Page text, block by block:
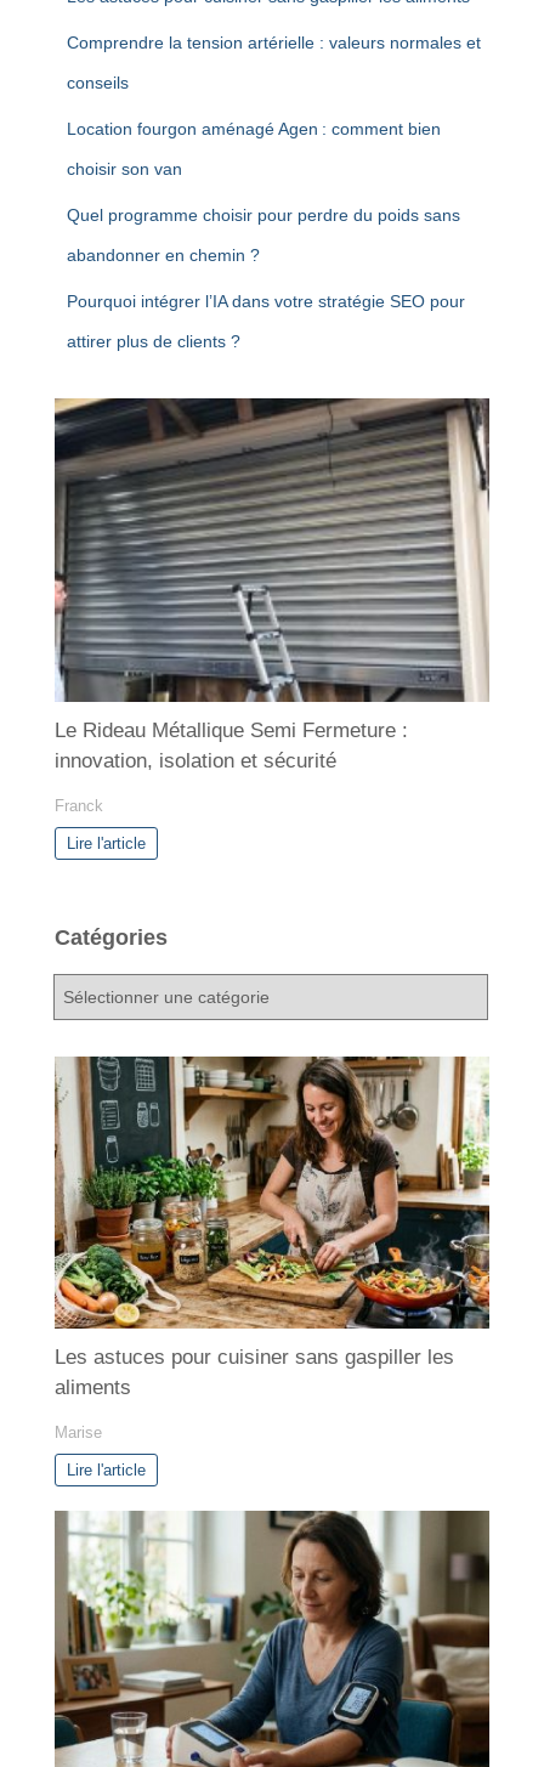
Comprendre la tension artérielle : valeurs normales et
conseils
Location fourgon aménagé Agen : comment bien
choisir son van
Quel programme choisir pour perdre du poids sans
abandonner en chemin ?
Pourquoi intégrer l’IA dans votre stratégie SEO pour
attirer plus de clients ?
Le Rideau Métallique Semi Fermeture :
innovation, isolation et sécurité
Franck
Lire l'article
Catégories
C
t
é
g
o
r
i
e
s
Les astuces pour cuisiner sans gaspiller les
aliments
Marise
Lire l'article